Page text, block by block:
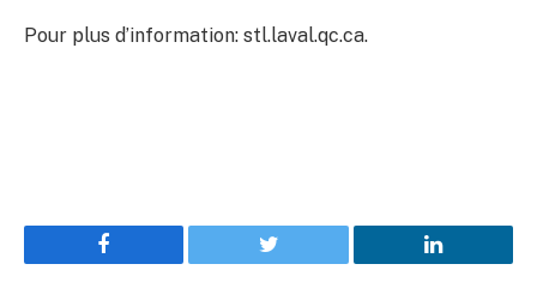
Pour plus d’information: stl.laval.qc.ca.
Facebook Twitter LinkedIn